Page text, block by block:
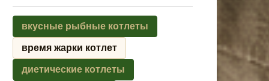
вкусные рыбные котлеты
время жарки котлет
диетические котлеты